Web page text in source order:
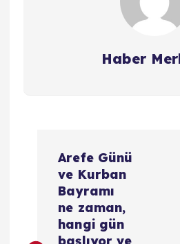
Haber
Arefe Günü
ve Kurban
Bayramı
ne zaman,
hangi gün